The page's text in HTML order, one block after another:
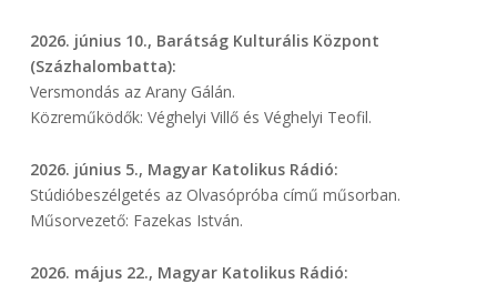
2026. június 10., Barátság Kulturális Központ
(Százhalombatta):
Versmondás az Arany Gálán.
Közreműködők: Véghelyi Villő és Véghelyi Teofil.
2026. június 5., Magyar Katolikus Rádió:
Stúdióbeszélgetés az Olvasópróba című műsorban.
Műsorvezető: Fazekas István.
2026. május 22., Magyar Katolikus Rádió: